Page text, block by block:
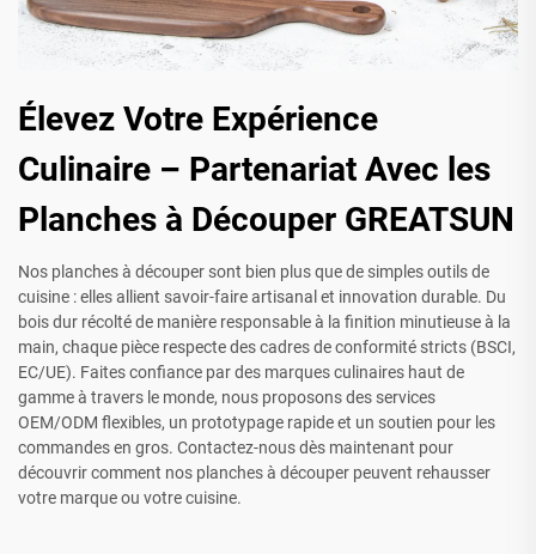
Élevez Votre Expérience
Culinaire – Partenariat Avec les
Planches à Découper GREATSUN
Nos planches à découper sont bien plus que de simples outils de
cuisine : elles allient savoir-faire artisanal et innovation durable. Du
bois dur récolté de manière responsable à la finition minutieuse à la
main, chaque pièce respecte des cadres de conformité stricts (BSCI,
EC/UE). Faites confiance par des marques culinaires haut de
gamme à travers le monde, nous proposons des services
OEM/ODM flexibles, un prototypage rapide et un soutien pour les
commandes en gros. Contactez-nous dès maintenant pour
découvrir comment nos planches à découper peuvent rehausser
votre marque ou votre cuisine.